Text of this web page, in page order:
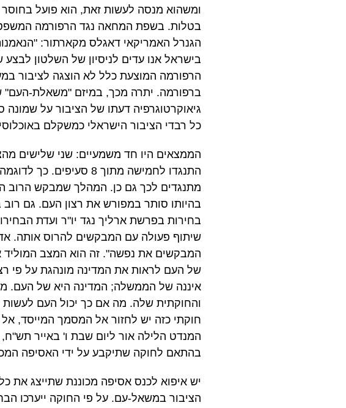
ומשהוא מנסה לעשות זאת, הוא פועל
בטלות. בשפת המחאה נגד הרפורמה
הגנרל האמריקאי דאגלס מקארתור:
בישראל אנו עדים לניסיון של השלטון
הרפורמה המוצעת כלל לא הוצגה לציבור
ברפורמה. יתרה מכך, במיזם "משאלת-העם"
כל רבדי הציבור הישראלי כמשקלם באוכלוסייה
הממצאים היו חד משמעיים: שני שלישים
מתנגדים לכך גם כן. המהלך שמבקש הרוב
בהיותו סותר במפורש את רצון העם. גם
שיתוף פעולה עם המבקשים להרוס אותה.
המבקשים את נפשה". זה הוא המצב המוליד
של העם לראות את המדינה מונהגת על פי
איננה של הממשלה; המדינה היא של העם.
והחוקתית שלה. מה אם כך יכול העם לעשות
חוקתי כזה יש לחזור אל המסמך המייסד,
בהתאם לחוקה שתיקבע על ידי האסיפה המכוננת
יש איפוא לכנס אסיפה מכוננת שתייצג את
הציבור במשאל-עם. על פי החוקה ייערכו